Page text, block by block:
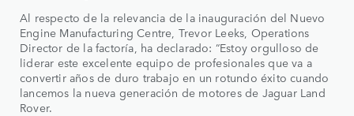
Al respecto de la relevancia de la inauguración del Nuevo
Engine Manufacturing Centre, Trevor Leeks, Operations
Director de la factoría, ha declarado: “Estoy orgulloso de
liderar este excelente equipo de profesionales que va a
convertir años de duro trabajo en un rotundo éxito cuando
lancemos la nueva generación de motores de Jaguar Land
Rover.